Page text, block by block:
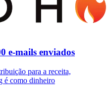
e-mails enviados
para a receita,
é como dinheiro